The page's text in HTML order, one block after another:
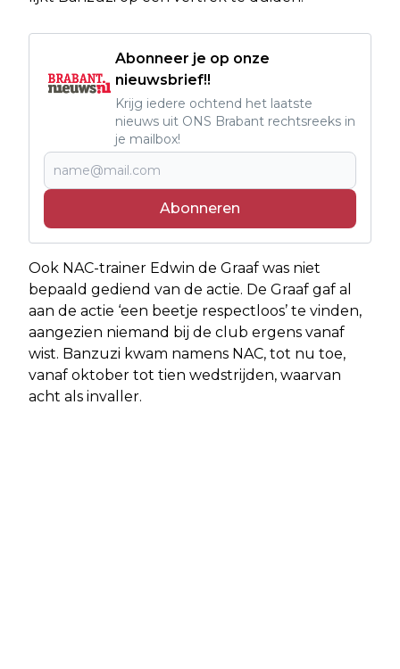
Abonneer je op onze
nieuwsbrief!!
Krijg iedere ochtend het laatste
nieuws uit ONS Brabant rechtsreeks in
je mailbox!
Abonneren
Ook NAC-trainer Edwin de Graaf was niet
bepaald gediend van de actie. De Graaf gaf al
aan de actie ‘een beetje respectloos’ te vinden,
aangezien niemand bij de club ergens vanaf
wist. Banzuzi kwam namens NAC, tot nu toe,
vanaf oktober tot tien wedstrijden, waarvan
acht als invaller.